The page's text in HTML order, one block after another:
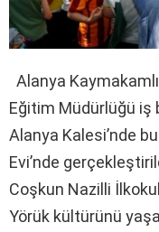
Alanya
Eğitim Müdürlüğü iş
Alanya Kalesi’nde
Evi’nde
Coşkun Nazilli
Yörük kültürünü